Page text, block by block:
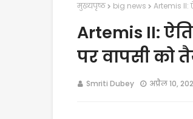
मुख्यपृष्ठ big news Artemis II:
Artemis II:
पर वापसी को
Smriti Dubey अप्रैल 10,